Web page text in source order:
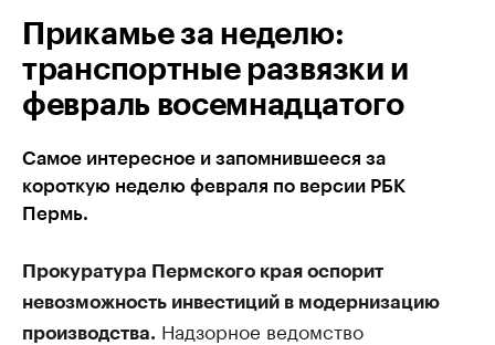
Прикамье за неделю:
транспортные развязки и
февраль восемнадцатого
Самое интересное и запомнившееся за
короткую неделю февраля по версии РБК
Пермь.
Прокуратура Пермского края оспорит
невозможность инвестиций в модернизацию
производства. Надзорное ведомство